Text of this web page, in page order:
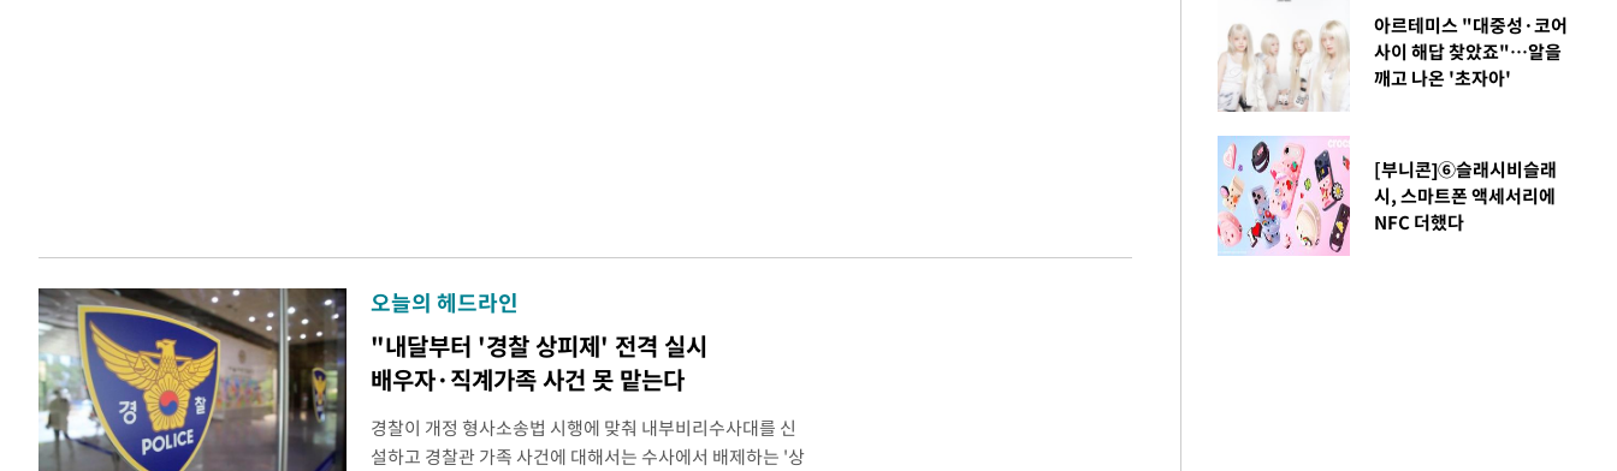
오늘의 헤드라인
"내달부터 '경찰 상피제' 전격 실시
배우자·직계가족 사건 못 맡는다
경찰이 개정 형사소송법 시행에 맞춰 내부비리수사대를 신
설하고 경찰관 가족 사건에 대해서는 수사에서 배제하는 '상
아르테미스 "대중성·코어
사이 해답 찾았죠"…알을
깨고 나온 '초자아'
[부니콘]⑥슬래시비슬래
시, 스마트폰 액세서리에
NFC 더했다